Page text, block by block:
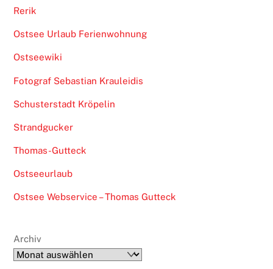
Rerik
Ostsee Urlaub Ferienwohnung
Ostseewiki
Fotograf Sebastian Krauleidis
Schusterstadt Kröpelin
Strandgucker
Thomas-Gutteck
Ostseeurlaub
Ostsee Webservice – Thomas Gutteck
Archiv